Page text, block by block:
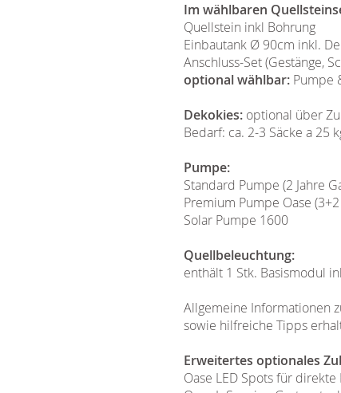
Im wählbaren
Quellstein inkl Bohrung
Einbautank Ø 90cm inkl.
Anschluss-Set (Gestänge,
optional wählbar: Pumpe
Dekokies: optional über
Bedarf: ca. 2-3 Säcke a 25
Pumpe:
Standard Pumpe (2 Jahre
Premium Pumpe Oase
Solar Pumpe 1600
Quellbeleuchtung:
enthält 1 Stk. Basismodul
Allgemeine Informationen
sowie hilfreiche Tipps
Erweitertes optionales
Oase LED Spots für